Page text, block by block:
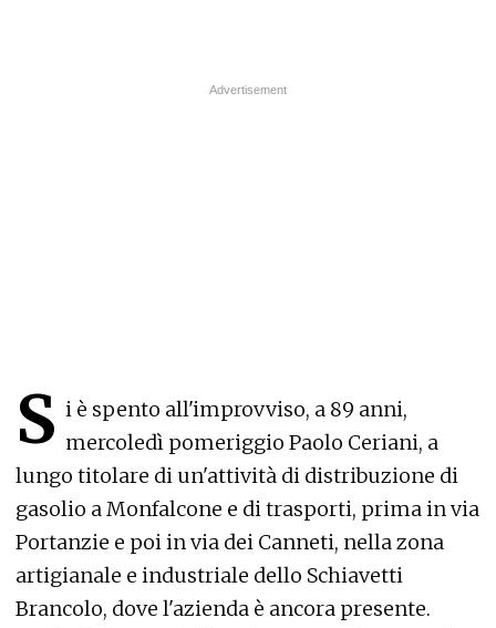
S i è spento all'improvviso, a 89 anni,
mercoledì pomeriggio Paolo Ceriani, a
lungo titolare di un'attività di distribuzione di
gasolio a Monfalcone e di trasporti, prima in via
Portanzie e poi in via dei Canneti, nella zona
artigianale e industriale dello Schiavetti
Brancolo, dove l'azienda è ancora presente.